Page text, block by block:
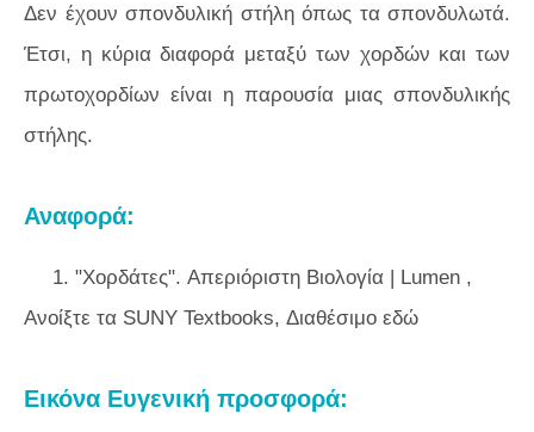
Δεν έχουν σπονδυλική στήλη όπως τα σπονδυλωτά.
Έτσι, η κύρια διαφορά μεταξύ των χορδών και των
πρωτοχορδίων είναι η παρουσία μιας σπονδυλικής
στήλης.
Αναφορά:
1. "Χορδάτες". Απεριόριστη Βιολογία | Lumen ,
Ανοίξτε τα SUNY Textbooks, Διαθέσιμο εδώ
Εικόνα Ευγενική προσφορά: